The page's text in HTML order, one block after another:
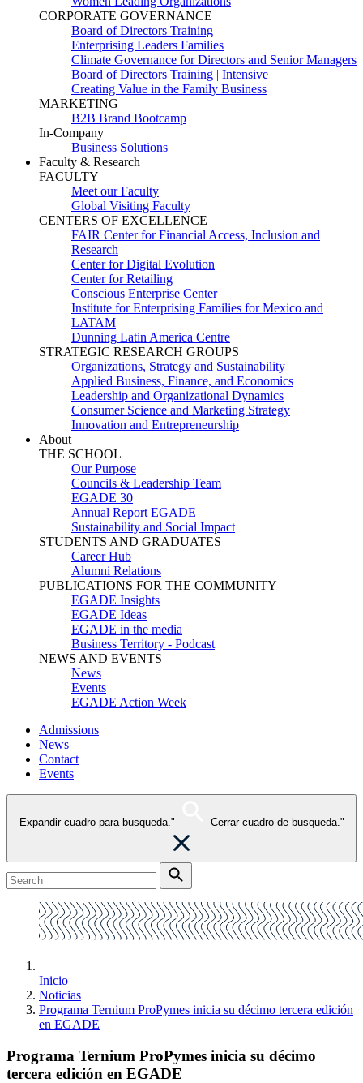
CORPORATE GOVERNANCE
Board of Directors Training
Enterprising Leaders Families
Climate Governance for Directors and Senior Managers
Board of Directors Training | Intensive
Creating Value in the Family Business
MARKETING
B2B Brand Bootcamp
In-Company
Business Solutions
Faculty & Research
FACULTY
Meet our Faculty
Global Visiting Faculty
CENTERS OF EXCELLENCE
FAIR Center for Financial Access, Inclusion and
Research
Center for Digital Evolution
Center for Retailing
Conscious Enterprise Center
Institute for Enterprising Families for Mexico and
LATAM
Dunning Latin America Centre
STRATEGIC RESEARCH GROUPS
Organizations, Strategy and Sustainability
Applied Business, Finance, and Economics
Leadership and Organizational Dynamics
Consumer Science and Marketing Strategy
Innovation and Entrepreneurship
About
THE SCHOOL
Our Purpose
Councils & Leadership Team
EGADE 30
Annual Report EGADE
Sustainability and Social Impact
STUDENTS AND GRADUATES
Career Hub
Alumni Relations
PUBLICATIONS FOR THE COMMUNITY
EGADE Insights
EGADE Ideas
EGADE in the media
Business Territory - Podcast
NEWS AND EVENTS
News
Events
EGADE Action Week
Admissions
News
Contact
Events
Expandir cuadro para busqueda." Cerrar cuadro de busqueda."
Inicio
Noticias
Programa Ternium ProPymes inicia su décimo tercera edición
en EGADE
Programa Ternium ProPymes inicia su décimo
tercera edición en EGADE